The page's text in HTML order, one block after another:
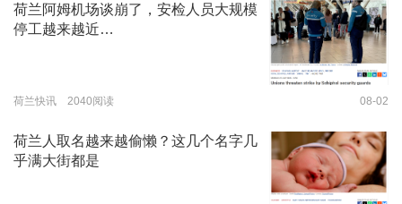
荷兰阿姆机场谈崩了，安检人员大规模
停工越来越近…
荷兰快讯 2040阅读 08-02
荷兰人取名越来越偷懒？这几个名字几
乎满大街都是